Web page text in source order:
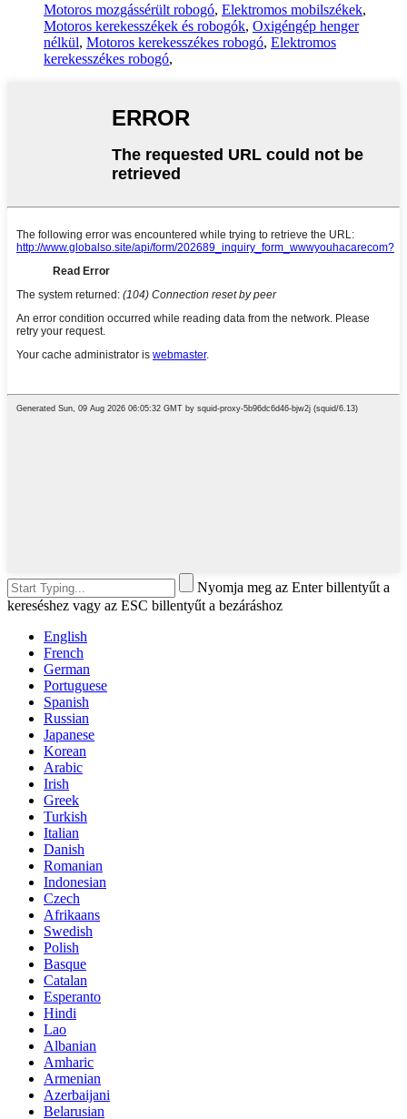
Motoros mozgássérült robogó, Elektromos mobilszékek,
Motoros kerekesszékek és robogók, Oxigéngép henger
nélkül, Motoros kerekesszékes robogó, Elektromos
kerekesszékes robogó,
Nyomja meg az Enter billentyűt a
kereséshez vagy az ESC billentyűt a bezáráshoz
English
French
German
Portuguese
Spanish
Russian
Japanese
Korean
Arabic
Irish
Greek
Turkish
Italian
Danish
Romanian
Indonesian
Czech
Afrikaans
Swedish
Polish
Basque
Catalan
Esperanto
Hindi
Lao
Albanian
Amharic
Armenian
Azerbaijani
Belarusian